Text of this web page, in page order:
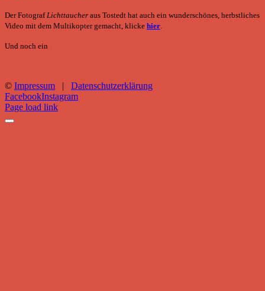
Der FotografLichttaucher aus Tostedt hat auch ein wunderschönes, herbstliches
Video mit dem Multikopter gemacht, klicke hier.
Und noch ein
© Impressum | Datenschutzerklärung
FacebookInstagram
Page load link